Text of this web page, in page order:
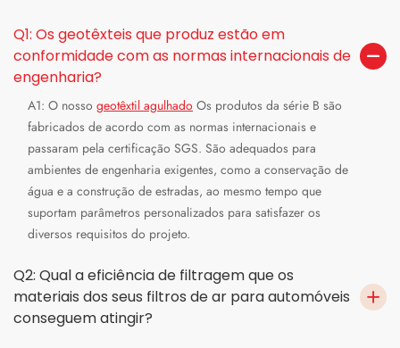
Q1: Os geotêxteis que produz estão em
conformidade com as normas internacionais de
engenharia?
A1: O nosso geotêxtil agulhado Os produtos da série B são
fabricados de acordo com as normas internacionais e
passaram pela certificação SGS. São adequados para
ambientes de engenharia exigentes, como a conservação de
água e a construção de estradas, ao mesmo tempo que
suportam parâmetros personalizados para satisfazer os
diversos requisitos do projeto.
Q2: Qual a eficiência de filtragem que os
materiais dos seus filtros de ar para automóveis
conseguem atingir?